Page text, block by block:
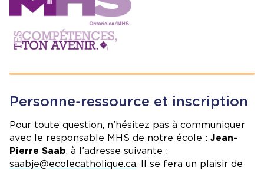
Image
Personne-ressource et inscription
Pour toute question, n’hésitez pas à communiquer
avec le responsable MHS de notre école : Jean-
Pierre Saab, à l’adresse suivante :
saabje@ecolecatholique.ca. Il se fera un plaisir de